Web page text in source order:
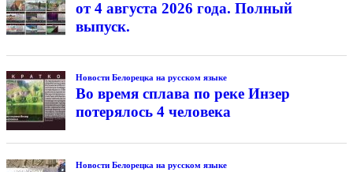
от 4 августа 2026 года. Полный
выпуск.
Новости Белорецка на русском языке
Во время сплава по реке Инзер
потерялось 4 человека
Новости Белорецка на русском языке